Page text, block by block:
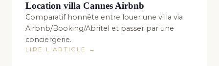
Location villa Cannes Airbnb
Comparatif honnête entre louer une villa via
Airbnb/Booking/Abritel et passer par une
conciergerie.
LIRE L'ARTICLE →